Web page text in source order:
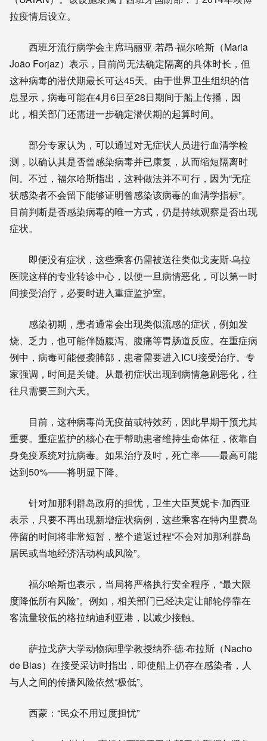
拉疫情后设立。
西班牙流行病学会主席玛丽亚·若昂·福尔哈斯（Maria
João Forjaz）表示，目前尚无法确定隔离的具体时长，但
这种病毒的潜伏期最长可达45天。由于世界卫生组织的信
息显示，病毒可能在4月6日至28日期间于船上传播，因
此，相关部门还需进一步确定潜伏期的起算时间。
部分专家认为，可以通过对无症状人员进行血清学检
测，以确认其是否曾感染病毒并已康复，从而缩短隔离时
间。不过，福尔哈斯指出，这种做法并不可行，因为“无症
状感染者不会留下能够证明曾感染该病毒的血清学指标”。
目前判断是否感染病毒的唯一方式，仍是持续观察是否出现
症状。
即便没有症状，这些乘客仍需被送往类似戈麦斯·乌拉
医院这样的专业转诊中心，以便一旦病情恶化，可以第一时
间接受治疗，必要时进入重症监护室。
感染初期，患者通常会出现类似流感的症状，例如发
烧、乏力，也可能伴随腹泻、腹痛等胃肠道反应。在重症病
例中，病毒可能侵袭肺部，患者需要进入ICU接受治疗。专
家强调，时间是关键。从最初症状出现到病情急剧恶化，往
往只需要三到六天。
目前，这种病毒尚无疫苗或特效药，因此早期干预尤其
重要。重症监护的核心在于帮助患者维持生命体征，依靠自
身免疫系统对抗病毒。如果治疗及时，死亡率——最高可能
达到50%——将明显下降。
针对加那利群岛政府的担忧，卫生大臣莫妮卡·加西亚
表示，只要不再出现新增症状病例，这些乘客在特内里费岛
停留的时间将非常短暂，整个遣返过程“不会对加那利群岛
居民或当地经济活动构成风险”。
福尔哈斯也表示，当局将严格执行安全程序，“最大限
度降低所有风险”。例如，相关部门已经决定让邮轮停靠在
客流量较低的格拉纳迪利亚港，以减少接触。
萨拉戈萨大学动物病理学教授纳乔·德·布拉斯（Nacho
de Blas）在接受采访时指出，即使船上仍存在感染者，人
与人之间的传播风险依然“极低”。
西蒙：“民众不用过度担忧”